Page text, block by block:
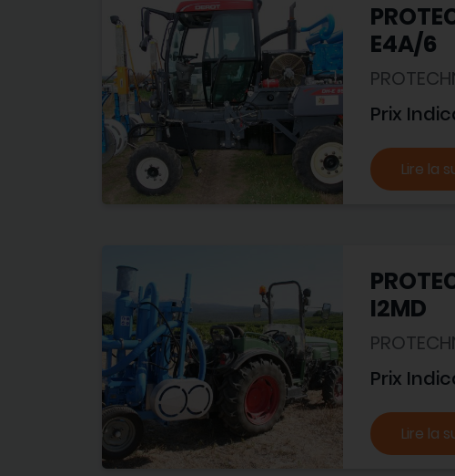
E4A/6
Prix
Lire la
I2MD
Prix
Lire la